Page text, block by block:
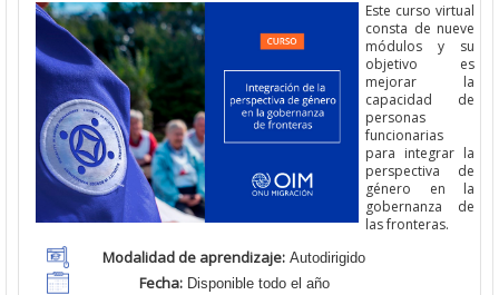
Este curso virtual
consta de nueve
módulos y su
objetivo es
mejorar la
capacidad de
personas
funcionarias
para integrar la
perspectiva de
género en la
gobernanza de
las fronteras.
Modalidad de aprendizaje: Autodirigido
Fecha:Disponible todo el año